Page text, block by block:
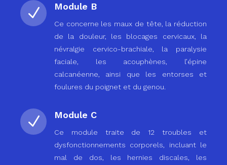
N Module B
Ce concerne les maux de tête, la réduction
de la douleur, les blocages cervicaux, la
névralgie cervico-brachiale, la paralysie
faciale, les acouphènes, l’épine
calcanéenne, ainsi que les entorses et
foulures du poignet et du genou.
N Module C
Ce module traite de 12 troubles et
dysfonctionnements corporels, incluant le
mal de dos, les hernies discales, les